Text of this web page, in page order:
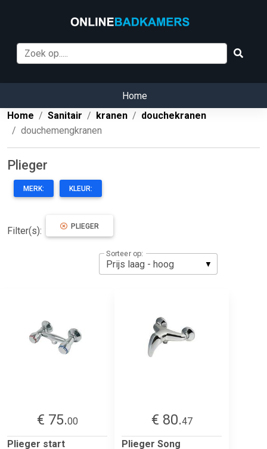
Home
Home
Sanitair kranen
douchekranen
douchemengkranen
Plieger
MERK: KLEUR:
Filter(s): PLIEGER
Sorteer op:
€ 75.00
Plieger start
€ 80.47
Plieger Song